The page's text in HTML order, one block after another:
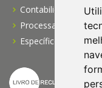
Contabilidade
Processamento de
Específico para IPSS